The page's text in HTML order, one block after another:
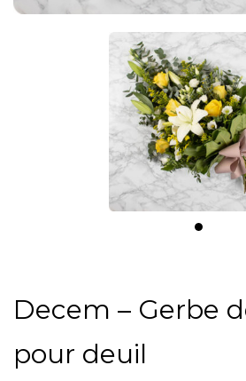
Decem – Gerbe
pour deuil